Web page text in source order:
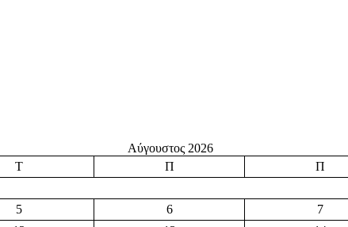
Αύγουστος 2026
Τ Π Π
5 6 7